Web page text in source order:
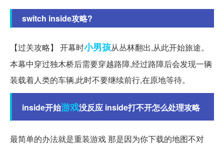
switch inside攻略?
【过关攻略】 开幕时小男孩从丛林翻出,从此开始旅途。
本幕中穿过独木桥后需要穿越路障,经过路障后会发现一辆
装载着人类的车辆,此时不要继续前行,在原地等待。
inside开始游戏没反应 inside打不开怎么处理攻略
最简单的办法就是重装游戏 那是因为你下载的地图不对